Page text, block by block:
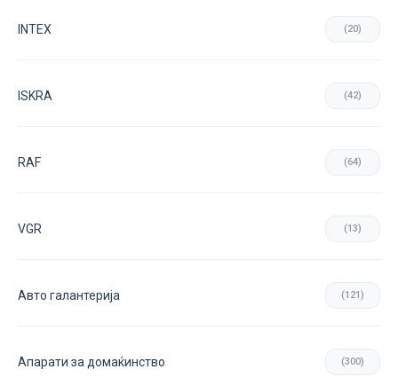
INTEX (20)
ISKRA (42)
RAF (64)
VGR (13)
Авто галантерија (121)
Апарати за домаќинство (300)